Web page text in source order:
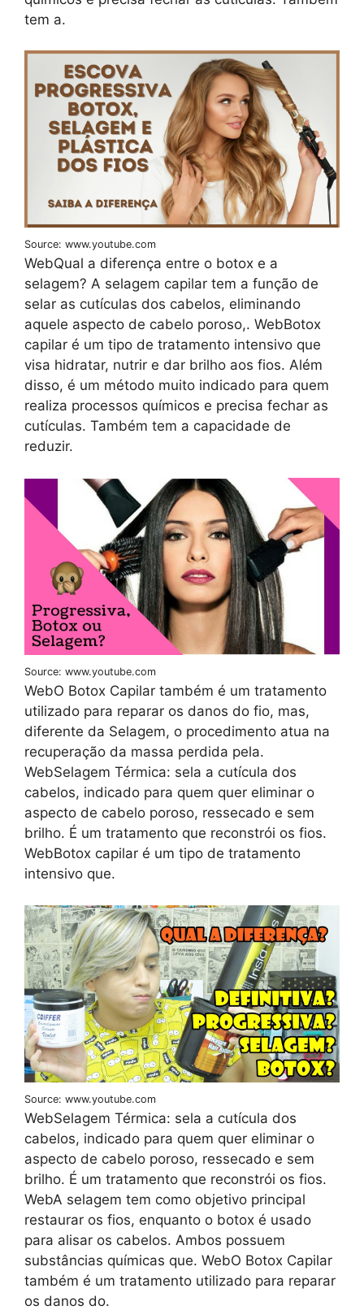
tem a.
Source: www.youtube.com
WebQual a diferença entre o botox e a
selagem? A selagem capilar tem a função de
selar as cutículas dos cabelos, eliminando
aquele aspecto de cabelo poroso,. WebBotox
capilar é um tipo de tratamento intensivo que
visa hidratar, nutrir e dar brilho aos fios. Além
disso, é um método muito indicado para quem
realiza processos químicos e precisa fechar as
cutículas. Também tem a capacidade de
reduzir.
Source: www.youtube.com
WebO Botox Capilar também é um tratamento
utilizado para reparar os danos do fio, mas,
diferente da Selagem, o procedimento atua na
recuperação da massa perdida pela.
WebSelagem Térmica: sela a cutícula dos
cabelos, indicado para quem quer eliminar o
aspecto de cabelo poroso, ressecado e sem
brilho. É um tratamento que reconstrói os fios.
WebBotox capilar é um tipo de tratamento
intensivo que.
Source: www.youtube.com
WebSelagem Térmica: sela a cutícula dos
cabelos, indicado para quem quer eliminar o
aspecto de cabelo poroso, ressecado e sem
brilho. É um tratamento que reconstrói os fios.
WebA selagem tem como objetivo principal
restaurar os fios, enquanto o botox é usado
para alisar os cabelos. Ambos possuem
substâncias químicas que. WebO Botox Capilar
também é um tratamento utilizado para reparar
os danos do.